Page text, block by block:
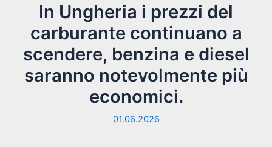
In Ungheria i prezzi del
carburante continuano a
scendere, benzina e diesel
saranno notevolmente più
economici.
01.06.2026